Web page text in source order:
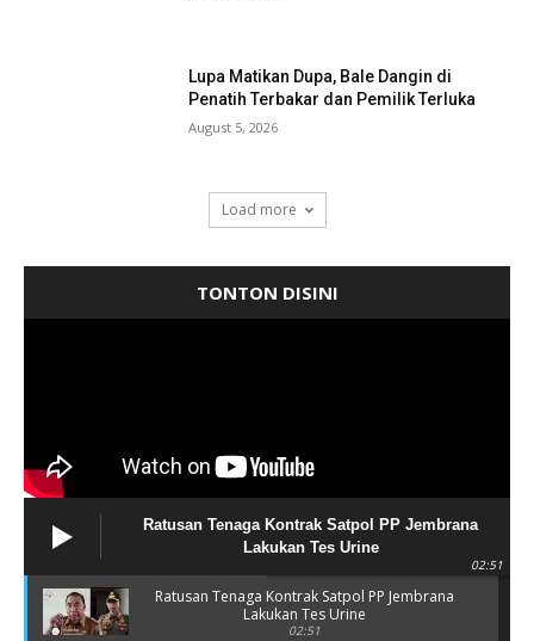
Lupa Matikan Dupa, Bale Dangin di
Penatih Terbakar dan Pemilik Terluka
August 5, 2026
Load more
TONTON DISINI
Ratusan Tenaga Kontrak Satpol PP Jembrana
Lakukan Tes Urine
02:51
Ratusan Tenaga Kontrak Satpol PP Jembrana
Lakukan Tes Urine
02:51